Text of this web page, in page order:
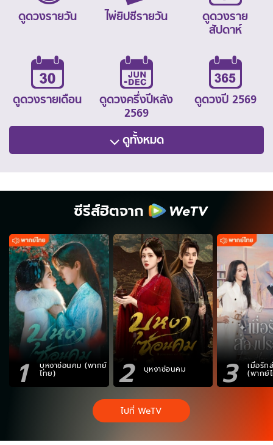
ดูดวงรายวัน ไพ่ยิปซีรายวัน
ดูดวงราย
สัปดาห์
ดูดวงรายเดือน
ดูดวงครึ่งปีหลัง
2569
ดูดวงปี 2569
ดูทั้งหมด
ซีรีส์ฮิตจาก
1 บุหงาซ่อนคม (พากย์
ไทย) 2 บุหงาซ่อนคม 3 เมื่อรัก
(พากย์
ไปที่ WeTV